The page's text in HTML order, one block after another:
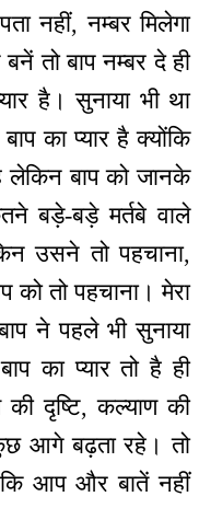
नहीं, नम्बर मिलेगा
तो बाप नम्बर दे ही
है। सुनाया भी था
का प्यार है क्योंकि
बाप को जानके
बड़े-बड़े मर्तबे वाले
उसने तो पहचाना,
को तो पहचाना। मेरा
ने पहले भी सुनाया
का प्यार तो है ही
दृष्टि, कल्याण की
आगे बढ़ता रहे। तो
कि आप और बातें नहीं